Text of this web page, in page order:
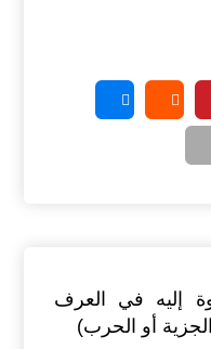
إليه في العرف
أو الحرب)